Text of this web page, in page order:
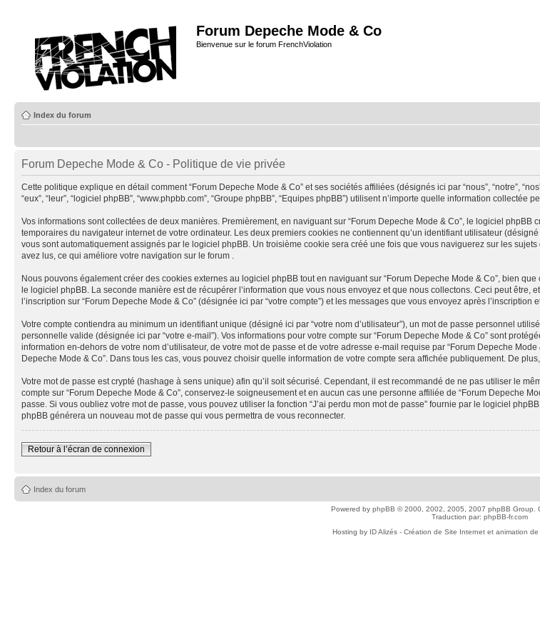
Forum Depeche Mode & Co
Bienvenue sur le forum FrenchViolation
Index du forum
Forum Depeche Mode & Co - Politique de vie privée
Cette politique explique en détail comment “Forum Depeche Mode & Co” et ses sociétés affiliées (désignés ici par “nous”, “notre”,
“eux”, “leur”, “logiciel phpBB”, “www.phpbb.com”, “Groupe phpBB”, “Equipes phpBB”) utilisent n’importe quelle information
Vos informations sont collectées de deux manières. Premièrement, en naviguant sur “Forum Depeche Mode & Co”, le logiciel
temporaires du navigateur internet de votre ordinateur. Les deux premiers cookies ne contiennent qu’un identifiant utilisateur
vous sont automatiquement assignés par le logiciel phpBB. Un troisième cookie sera créé une fois que vous naviguerez sur les
avez lus, ce qui améliore votre navigation sur le forum .
Nous pouvons également créer des cookies externes au logiciel phpBB tout en naviguant sur “Forum Depeche Mode & Co”, bien
le logiciel phpBB. La seconde manière est de récupérer l’information que vous nous envoyez et que nous collectons. Ceci peut être,
l’inscription sur “Forum Depeche Mode & Co” (désignée ici par “votre compte”) et les messages que vous envoyez après l’inscription
Votre compte contiendra au minimum un identifiant unique (désigné ici par “votre nom d’utilisateur”), un mot de passe personnel
personnelle valide (désignée ici par “votre e-mail”). Vos informations pour votre compte sur “Forum Depeche Mode & Co” sont
information en-dehors de votre nom d’utilisateur, de votre mot de passe et de votre adresse e-mail requise par “Forum Depeche
Depeche Mode & Co”. Dans tous les cas, vous pouvez choisir quelle information de votre compte sera affichée publiquement. De
Votre mot de passe est crypté (hashage à sens unique) afin qu’il soit sécurisé. Cependant, il est recommandé de ne pas utiliser le
compte sur “Forum Depeche Mode & Co”, conservez-le soigneusement et en aucun cas une personne affiliée de “Forum Depeche
passe. Si vous oubliez votre mot de passe, vous pouvez utiliser la fonction “J’ai perdu mon mot de passe” fournie par le logiciel
phpBB générera un nouveau mot de passe qui vous permettra de vous reconnecter.
Retour à l’écran de connexion
Index du forum
Powered by phpBB © 2000, 2002, 2005, 2007 phpBB Group.
Traduction par: phpBB-fr.com
Hosting by ID Alizés - Création de Site Internet et animation